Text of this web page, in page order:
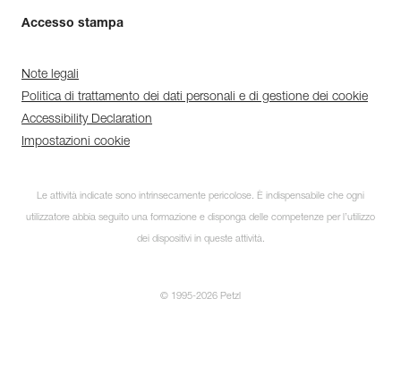
Accesso stampa
Note legali
Politica di trattamento dei dati personali e di gestione dei cookie
Accessibility Declaration
Impostazioni cookie
Le attività indicate sono intrinsecamente pericolose. È indispensabile che ogni
utilizzatore abbia seguito una formazione e disponga delle competenze per l’utilizzo
dei dispositivi in queste attività.
© 1995-2026 Petzl